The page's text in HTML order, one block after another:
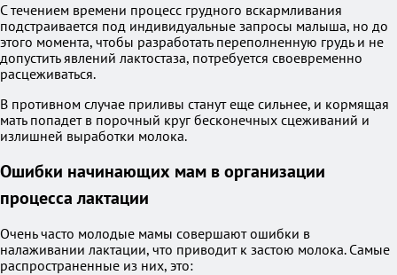
С течением времени процесс грудного вскармливания
подстраивается под индивидуальные запросы малыша, но до
этого момента, чтобы разработать переполненную грудь и не
допустить явлений лактостаза, потребуется своевременно
расцеживаться.
В противном случае приливы станут еще сильнее, и кормящая
мать попадет в порочный круг бесконечных сцеживаний и
излишней выработки молока.
Ошибки начинающих мам в организации
процесса лактации
Очень часто молодые мамы совершают ошибки в
налаживании лактации, что приводит к застою молока. Самые
распространенные из них, это: